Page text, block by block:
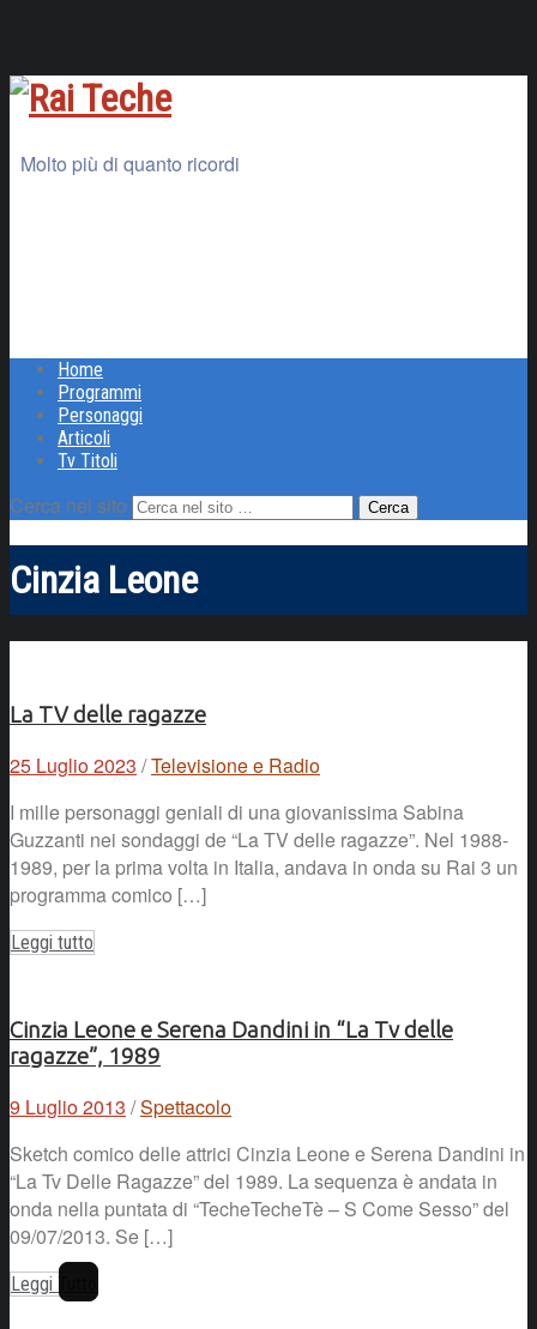
Molto più di quanto ricordi
Home
Programmi
Personaggi
Articoli
Tv Titoli
Cerca nel sito
Cinzia Leone
La TV delle ragazze
25 Luglio 2023 /Televisione e Radio
I mille personaggi geniali di una giovanissima Sabina
Guzzanti nei sondaggi de “La TV delle ragazze”. Nel 1988-
1989, per la prima volta in Italia, andava in onda su Rai 3 un
programma comico […]
Leggi tutto
Cinzia Leone e Serena Dandini in “La Tv delle
ragazze”, 1989
9 Luglio 2013 /Spettacolo
Sketch comico delle attrici Cinzia Leone e Serena Dandini in
“La Tv Delle Ragazze” del 1989. La sequenza è andata in
onda nella puntata di “TecheTecheTè – S Come Sesso” del
09/07/2013. Se […]
Leggi Tutto